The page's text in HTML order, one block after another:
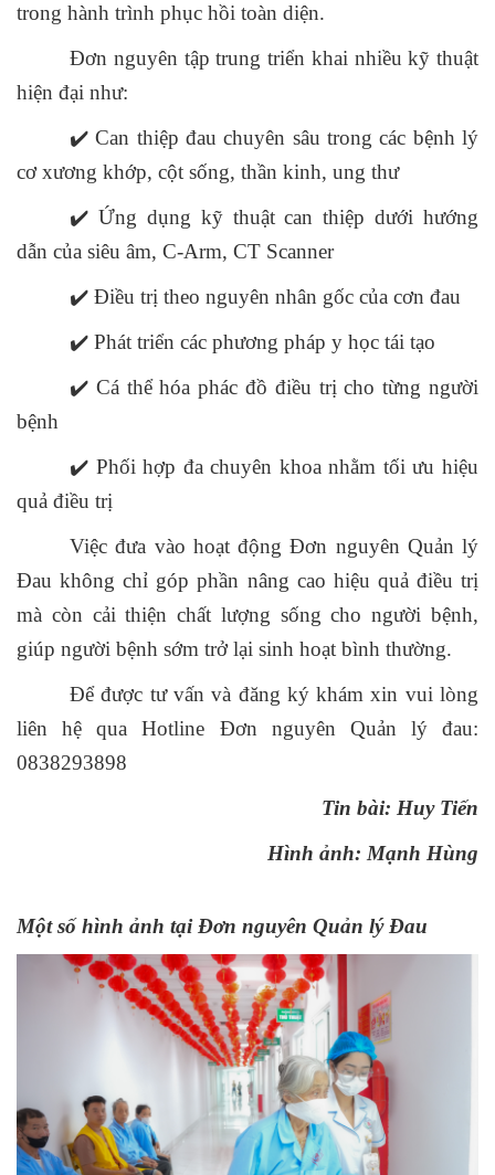
trong hành trình phục hồi toàn diện.
Đơn nguyên tập trung triển khai nhiều kỹ thuật
hiện đại như:
✔️ Can thiệp đau chuyên sâu trong các bệnh lý
cơ xương khớp, cột sống, thần kinh, ung thư
✔️ Ứng dụng kỹ thuật can thiệp dưới hướng
dẫn của siêu âm, C-Arm, CT Scanner
✔️ Điều trị theo nguyên nhân gốc của cơn đau
✔️ Phát triển các phương pháp y học tái tạo
✔️ Cá thể hóa phác đồ điều trị cho từng người
bệnh
✔️ Phối hợp đa chuyên khoa nhằm tối ưu hiệu
quả điều trị
Việc đưa vào hoạt động Đơn nguyên Quản lý
Đau không chỉ góp phần nâng cao hiệu quả điều trị
mà còn cải thiện chất lượng sống cho người bệnh,
giúp người bệnh sớm trở lại sinh hoạt bình thường.
Để được tư vấn và đăng ký khám xin vui lòng
liên hệ qua Hotline Đơn nguyên Quản lý đau:
0838293898
Tin bài: Huy Tiến
Hình ảnh: Mạnh Hùng
Một số hình ảnh tại Đơn nguyên Quản lý Đau